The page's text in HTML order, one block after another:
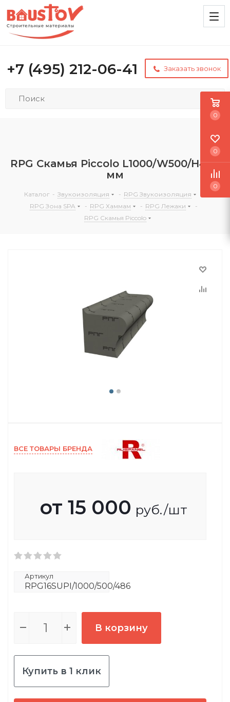
+7 (495) 212-06-41 Заказать звонок
RPG Скамья Piccolo L1000/W500/H486
мм
Каталог - Звукоизоляция - RPG Звукоизоляция
RPG Зона SPA
- RPG Хаммам - RPG Лежаки
-
RPG Скамья Piccolo
ВСЕ ТОВАРЫ БРЕНДА
от 15 000 руб./шт
Артикул
RPG16SUPI/1000/500/486
В корзину
Купить в 1 клик
0
0
0